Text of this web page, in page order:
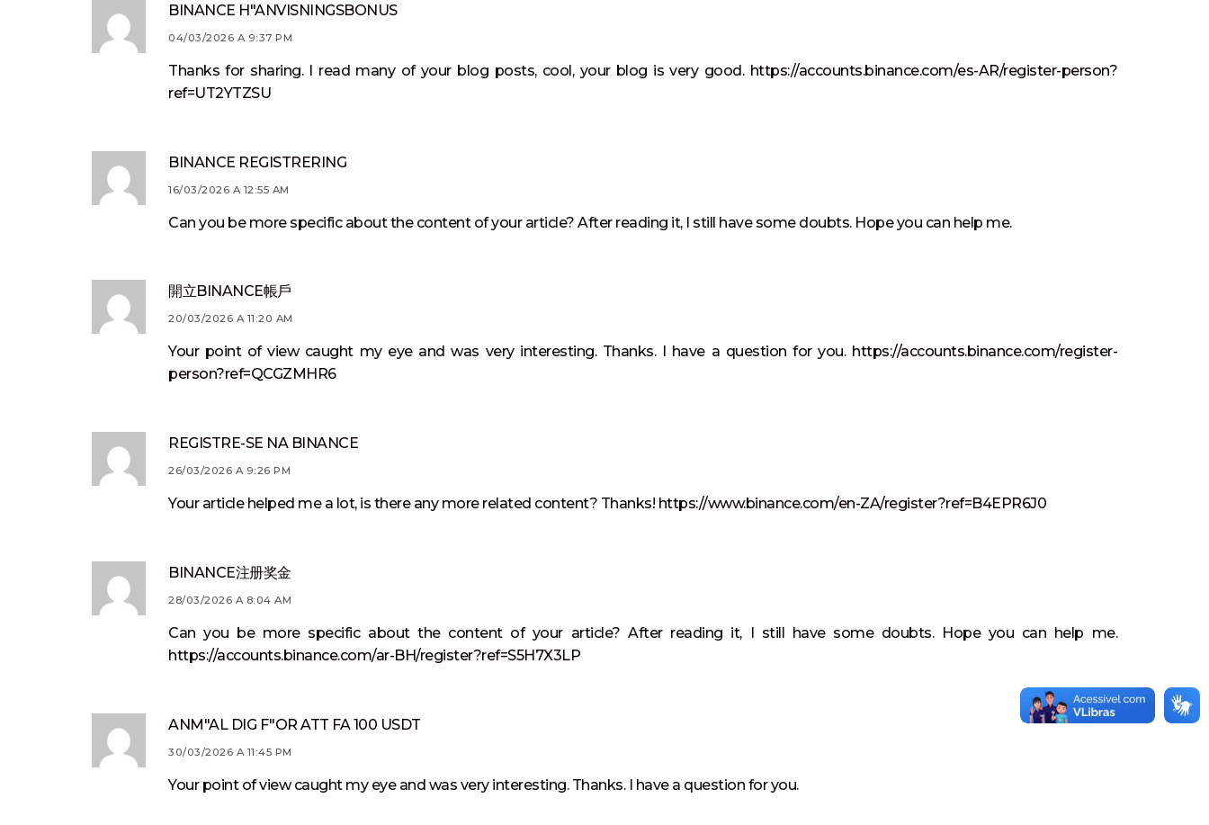
BINANCE H"ANVISNINGSBONUS
04/03/2026 A 9:37 PM
Thanks for sharing. I read many of your blog posts, cool, your blog is very good. https://accounts.binance.com/es-AR/register-person?
ref=UT2YTZSU
BINANCE REGISTRERING
16/03/2026 A 12:55 AM
Can you be more specific about the content of your article? After reading it, I still have some doubts. Hope you can help me.
開立BINANCE帳戶
20/03/2026 A 11:20 AM
Your point of view caught my eye and was very interesting. Thanks. I have a question for you. https://accounts.binance.com/register-
person?ref=QCGZMHR6
REGISTRE-SE NA BINANCE
26/03/2026 A 9:26 PM
Your article helped me a lot, is there any more related content? Thanks! https://www.binance.com/en-ZA/register?ref=B4EPR6J0
BINANCE注册奖金
28/03/2026 A 8:04 AM
Can you be more specific about the content of your article? After reading it, I still have some doubts. Hope you can help me.
https://accounts.binance.com/ar-BH/register?ref=S5H7X3LP
ANM"AL DIG F"OR ATT FA 100 USDT
30/03/2026 A 11:45 PM
Your point of view caught my eye and was very interesting. Thanks. I have a question for you.